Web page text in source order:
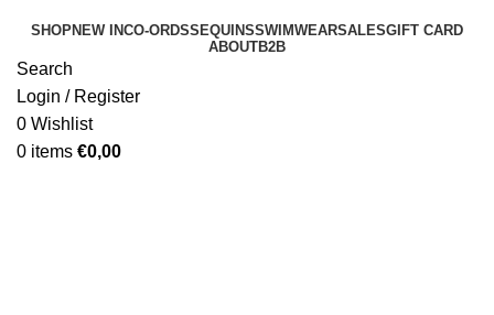
SHOPNEW INCO-ORDSSEQUINSSWIMWEARSALESGIFT CARD
ABOUTB2B
Search
Login / Register
0 Wishlist
0 items €0,00